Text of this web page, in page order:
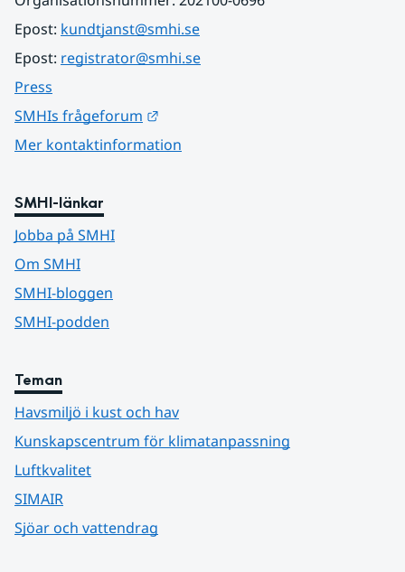
Epost: kundtjanst@smhi.se
Epost: registrator@smhi.se
Press
SMHIs frågeforum
Mer kontaktinformation
SMHI-länkar
Jobba på SMHI
Om SMHI
SMHI-bloggen
SMHI-podden
Teman
Havsmiljö i kust och hav
Kunskapscentrum för klimatanpassning
Luftkvalitet
SIMAIR
Sjöar och vattendrag